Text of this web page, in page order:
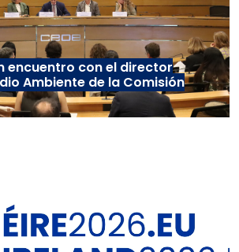
encuentro con el director
Ambiente de la Comisión